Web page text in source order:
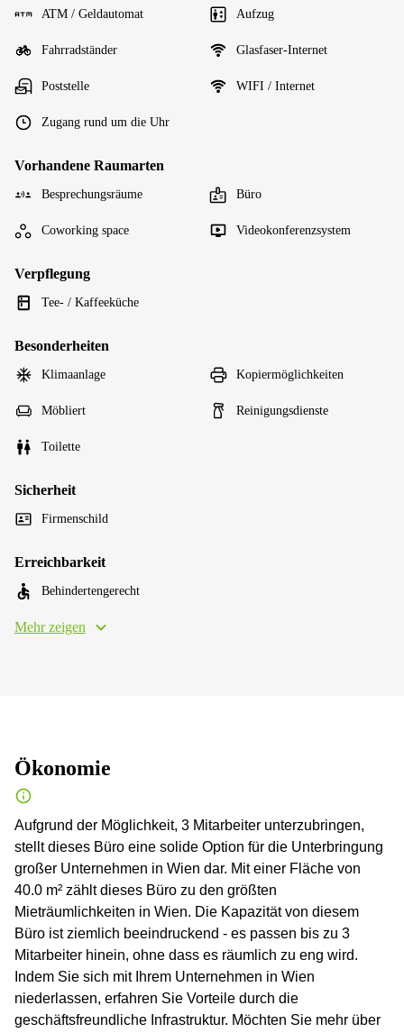
ATM / Geldautomat Aufzug
Fahrradständer Glasfaser-Internet
Poststelle WIFI / Internet
Zugang rund um die Uhr
Vorhandene Raumarten
Besprechungsräume Büro
Coworking space Videokonferenzsystem
Verpflegung
Tee- / Kaffeeküche
Besonderheiten
Klimaanlage Kopiermöglichkeiten
Möbliert Reinigungsdienste
Toilette
Sicherheit
Firmenschild
Erreichbarkeit
Behindertengerecht
Mehr zeigen
Ökonomie
Aufgrund der Möglichkeit, 3 Mitarbeiter unterzubringen,
stellt dieses Büro eine solide Option für die Unterbringung
großer Unternehmen in Wien dar. Mit einer Fläche von
40.0 m² zählt dieses Büro zu den größten
Mieträumlichkeiten in Wien. Die Kapazität von diesem
Büro ist ziemlich beeindruckend - es passen bis zu 3
Mitarbeiter hinein, ohne dass es räumlich zu eng wird.
Indem Sie sich mit Ihrem Unternehmen in Wien
niederlassen, erfahren Sie Vorteile durch die
geschäftsfreundliche Infrastruktur. Möchten Sie mehr über